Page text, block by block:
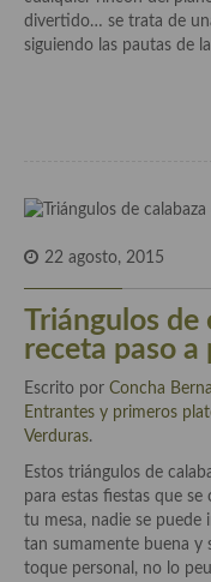
Cocina del Congo
Cocina Andaluza
Cocina Asturiana
Cocina Balear
Cocina Canaria
Cocina Castellana
divertido… se trata de
siguiendo las pautas de
22 agosto, 2015
Triángulos de
receta paso a
Escrito por Concha
Entrantes y primeros
Verduras.
Estos triángulos de
para estas fiestas que
tu mesa, nadie se puede
tan sumamente buena y
toque personal, no lo